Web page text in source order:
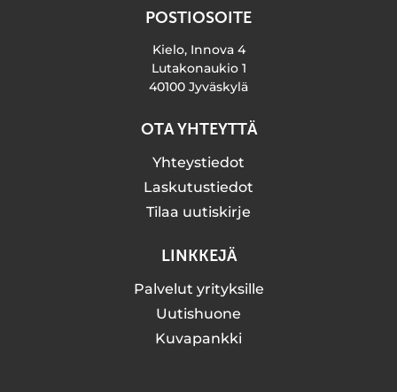
POSTIOSOITE
Kielo, Innova 4
Lutakonaukio 1
40100 Jyväskylä
OTA YHTEYTTÄ
Yhteystiedot
Laskutustiedot
Tilaa uutiskirje
LINKKEJÄ
Palvelut yrityksille
Uutishuone
Kuvapankki